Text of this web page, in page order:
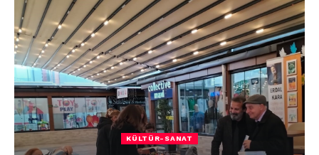
KÜLTÜR-SANAT